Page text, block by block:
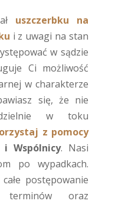
uszczerbku na
i z uwagi na stan
w sądzie
Ci możliwość
w charakterze
się, że nie
w toku
z pomocy
Wspólnicy. Nasi
po wypadkach.
postępowanie
oraz